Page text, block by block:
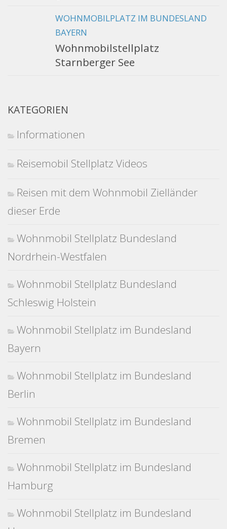
WOHNMOBILPLATZ IM BUNDESLAND
BAYERN
Wohnmobilstellplatz
Starnberger See
KATEGORIEN
Informationen
Reisemobil Stellplatz Videos
Reisen mit dem Wohnmobil Zielländer
dieser Erde
Wohnmobil Stellplatz Bundesland
Nordrhein-Westfalen
Wohnmobil Stellplatz Bundesland
Schleswig Holstein
Wohnmobil Stellplatz im Bundesland
Bayern
Wohnmobil Stellplatz im Bundesland
Berlin
Wohnmobil Stellplatz im Bundesland
Bremen
Wohnmobil Stellplatz im Bundesland
Hamburg
Wohnmobil Stellplatz im Bundesland